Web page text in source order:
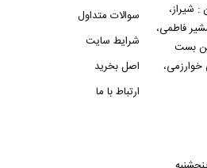
شیراز،
فاطمی،
بن بست
مسکونی خوارزمی،
سوالات متداول
شرایط سایت
اصل بخرید
ارتباط با ما